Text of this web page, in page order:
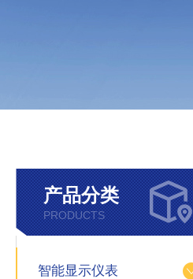
产品分类
PRODUCTS
智能显示仪表